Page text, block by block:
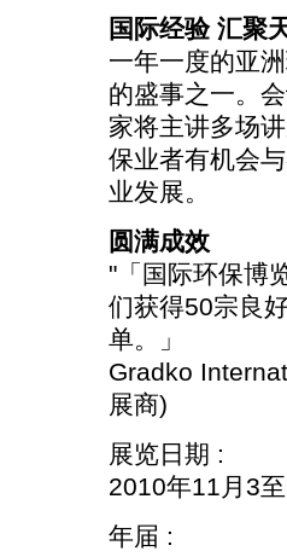
国际经验 汇聚
一年一度的亚
的盛事之一。
家将主讲多场
保业者有机会
业发展。
圆满成效
"「国际环保博
们获得50宗良
单。」
Gradko
展商)
展览日期 :
2010年11月3
年届 :